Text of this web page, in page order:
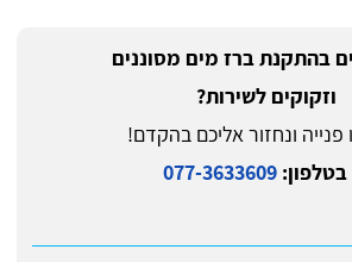
בהתקנת ברז מים מסוננים
וזקוקים לשירות?
פנייה ונחזור אליכם בהקדם!
בטלפון:077-3633609